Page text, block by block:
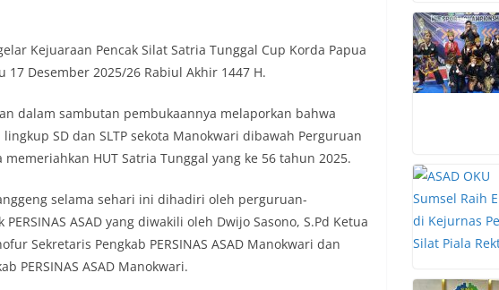
Kejuaraan Pencak Silat Satria Tunggal Cup Korda Papua
17 Desember 2025/26 Rabiul Akhir 1447 H.
dalam sambutan pembukaannya melaporkan bahwa
SD dan SLTP sekota Manokwari dibawah Perguruan
HUT Satria Tunggal yang ke 56 tahun 2025.
selama sehari ini dihadiri oleh perguruan-
ASAD yang diwakili oleh Dwijo Sasono, S.Pd Ketua
Sekretaris Pengkab PERSINAS ASAD Manokwari dan
PERSINAS ASAD Manokwari.